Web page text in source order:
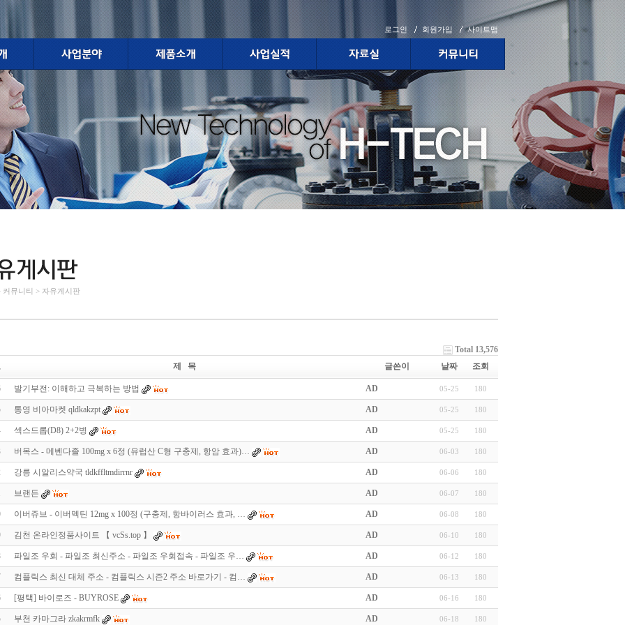
로그인 회원가입 사이트맵
커뮤니티 > 자유게시판
24
Total 13,576
제 목 글쓴이 날짜 조회
발기부전: 이해하고 극복하는 방법 AD 05-25 180
통영 비아마켓 qldkakzpt AD 05-25 180
섹스드롭(D8) 2+2병 AD 05-25 180
버목스 - 메벤다졸 100mg x 6정 (유럽산 C형 구충제, 항암 효과)… AD 06-03 180
강릉 시알리스약국 tldkffltmdirrnr AD 06-06 180
브랜든 AD 06-07 180
이버쥬브 - 이버멕틴 12mg x 100정 (구충제, 항바이러스 효과, … AD 06-08 180
김천 온라인정품사이트 【 vcSs.top 】 AD 06-10 180
파일조 우회 - 파일조 최신주소 - 파일조 우회접속 - 파일조 우… AD 06-12 180
컴플릭스 최신 대체 주소 - 컴플릭스 시즌2 주소 바로가기 - 컴… AD 06-13 180
[평택] 바이로즈 - BUYROSE AD 06-16 180
부천 카마그라 zkakrmfk AD 06-18 180